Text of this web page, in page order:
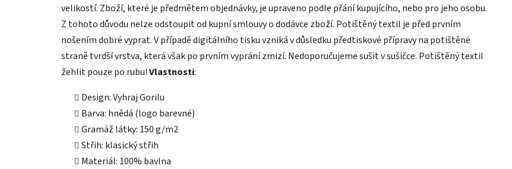
velikostí. Zboží, které je předmětem objednávky, je upraveno podle přání kupujícího, nebo pro jeho osobu.
Z tohoto důvodu nelze odstoupit od kupní smlouvy o dodávce zboží. Potištěný textil je před prvním
nošením dobré vyprat. V případě digitálního tisku vzniká v důsledku předtiskové přípravy na potištěné
straně tvrdší vrstva, která však po prvním vyprání zmizí. Nedoporučujeme sušit v sušičce. Potištěný textil
žehlit pouze po rubu!Vlastnosti:
Design: Vyhraj Gorilu
Barva: hnědá (logo barevné)
Gramáž látky: 150 g/m2
Střih: klasický střih
Materiál: 100% bavlna